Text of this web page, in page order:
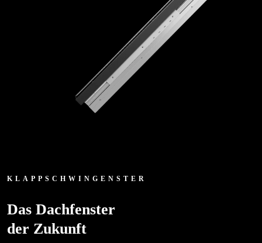
KLAPPSCHWINGENSTER
Das Dachfenster
der Zukunft